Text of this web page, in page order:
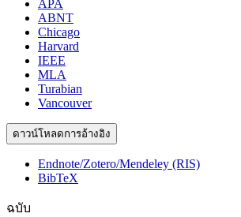
APA
ABNT
Chicago
Harvard
IEEE
MLA
Turabian
Vancouver
ดาวน์โหลดการอ้างอิง
Endnote/Zotero/Mendeley (RIS)
BibTeX
ฉบับ